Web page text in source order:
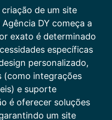
de um site
DY começa a
exato é determinado
específicas
personalizado,
(como integrações
e suporte
é oferecer soluções
um site